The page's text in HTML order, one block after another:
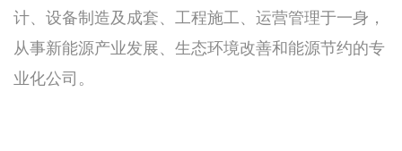
计、设备制造及成套、工程施工、运营管理于一身，
从事新能源产业发展、生态环境改善和能源节约的专
业化公司。